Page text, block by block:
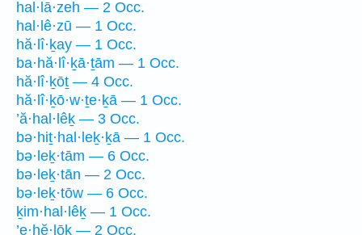
hal·lā·zeh — 2 Occ.
hal·lê·zū — 1 Occ.
hă·lî·ḵay — 1 Occ.
ba·hă·lî·ḵā·ṯām — 1 Occ.
hă·lî·ḵōṯ — 4 Occ.
hă·lî·ḵō·w·ṯe·ḵā — 1 Occ.
’ă·hal·lêḵ — 3 Occ.
bə·hiṯ·hal·leḵ·ḵā — 1 Occ.
bə·leḵ·tām — 6 Occ.
bə·leḵ·tān — 2 Occ.
bə·leḵ·tōw — 6 Occ.
ḵim·hal·lêḵ — 1 Occ.
’e·hĕ·lōḵ — 2 Occ.